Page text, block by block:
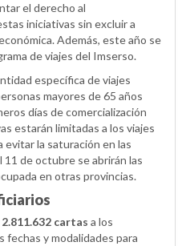
el derecho al
iniciativas sin excluir a
Además, este año se
de viajes del Imserso.
específica de viajes
mayores de 65 años
días de comercialización
estarán limitadas a los viajes
evitar la saturación en las
de octubre se abrirán las
en otras provincias.
2.811.632 cartas a los
y modalidades para